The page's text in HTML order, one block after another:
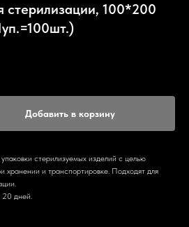
стерилизации, 100*200
Добавить в корзину
стерилизуемых изделий с целью
хранении и транспортировке. Подходят для
20 дней.